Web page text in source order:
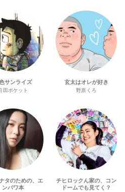
サンライズ
田ポケット
玄太はオレが好き
野原くろ
タのための、エ
ンパワ本
チヒロックん家の、コン
ドームでも見てく？